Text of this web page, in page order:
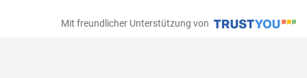
Mit freundlicher Unterstützung von